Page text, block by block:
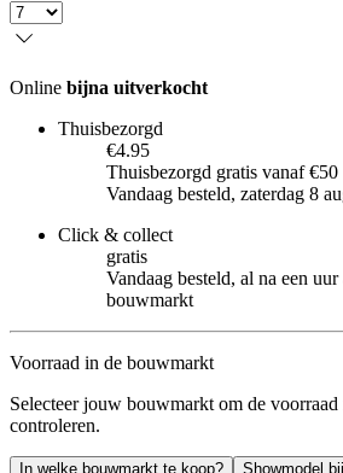
Online bijna uitverkocht
Thuisbezorgd
€4.95
Thuisbezorgd gratis vanaf €50
Vandaag besteld, zaterdag 8
Click & collect
gratis
Vandaag besteld, al na een
bouwmarkt
Voorraad in de bouwmarkt
Selecteer jouw bouwmarkt om de
controleren.
In welke bouwmarkt te koop? Showmodel